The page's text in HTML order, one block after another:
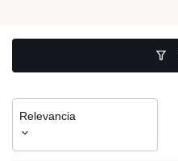
Relevancia